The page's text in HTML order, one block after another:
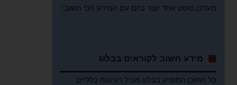
מעדכן פוסט אחד קצר ביום עם המידע הכי חשוב:
מידע חשוב לקוראים בבלוג
כל התוכן המופיע בבלוג מכיל רעיונות כלליים